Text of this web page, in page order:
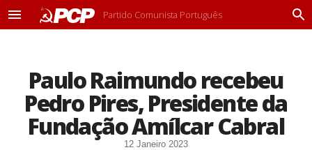
M
Partido Comunista Português
P
Paulo Raimundo recebeu
Pedro Pires, Presidente da
Fundação Amílcar Cabral
12 Janeiro 2023